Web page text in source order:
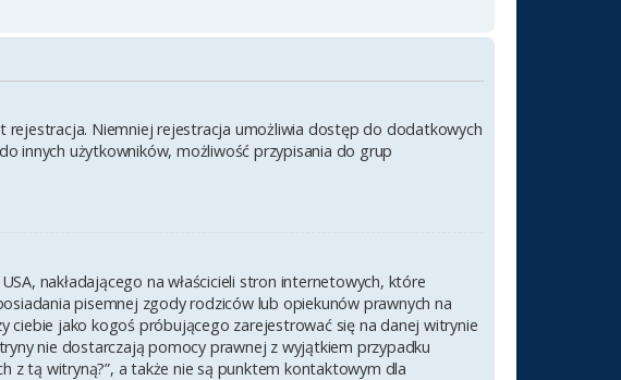
rejestracja. Niemniej rejestracja umożliwia dostęp do dodatkowych
innych użytkowników, możliwość przypisania do grup
nakładającego na właścicieli stron internetowych, które
pisemnej zgody rodziców lub opiekunów prawnych na
ciebie jako kogoś próbującego zarejestrować się na danej witrynie
nie dostarczają pomocy prawnej z wyjątkiem przypadku
z tą witryną?”, a także nie są punktem kontaktowym dla